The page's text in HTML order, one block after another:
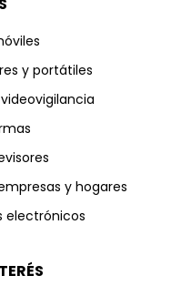
y portátiles
y hogares
electrónicos